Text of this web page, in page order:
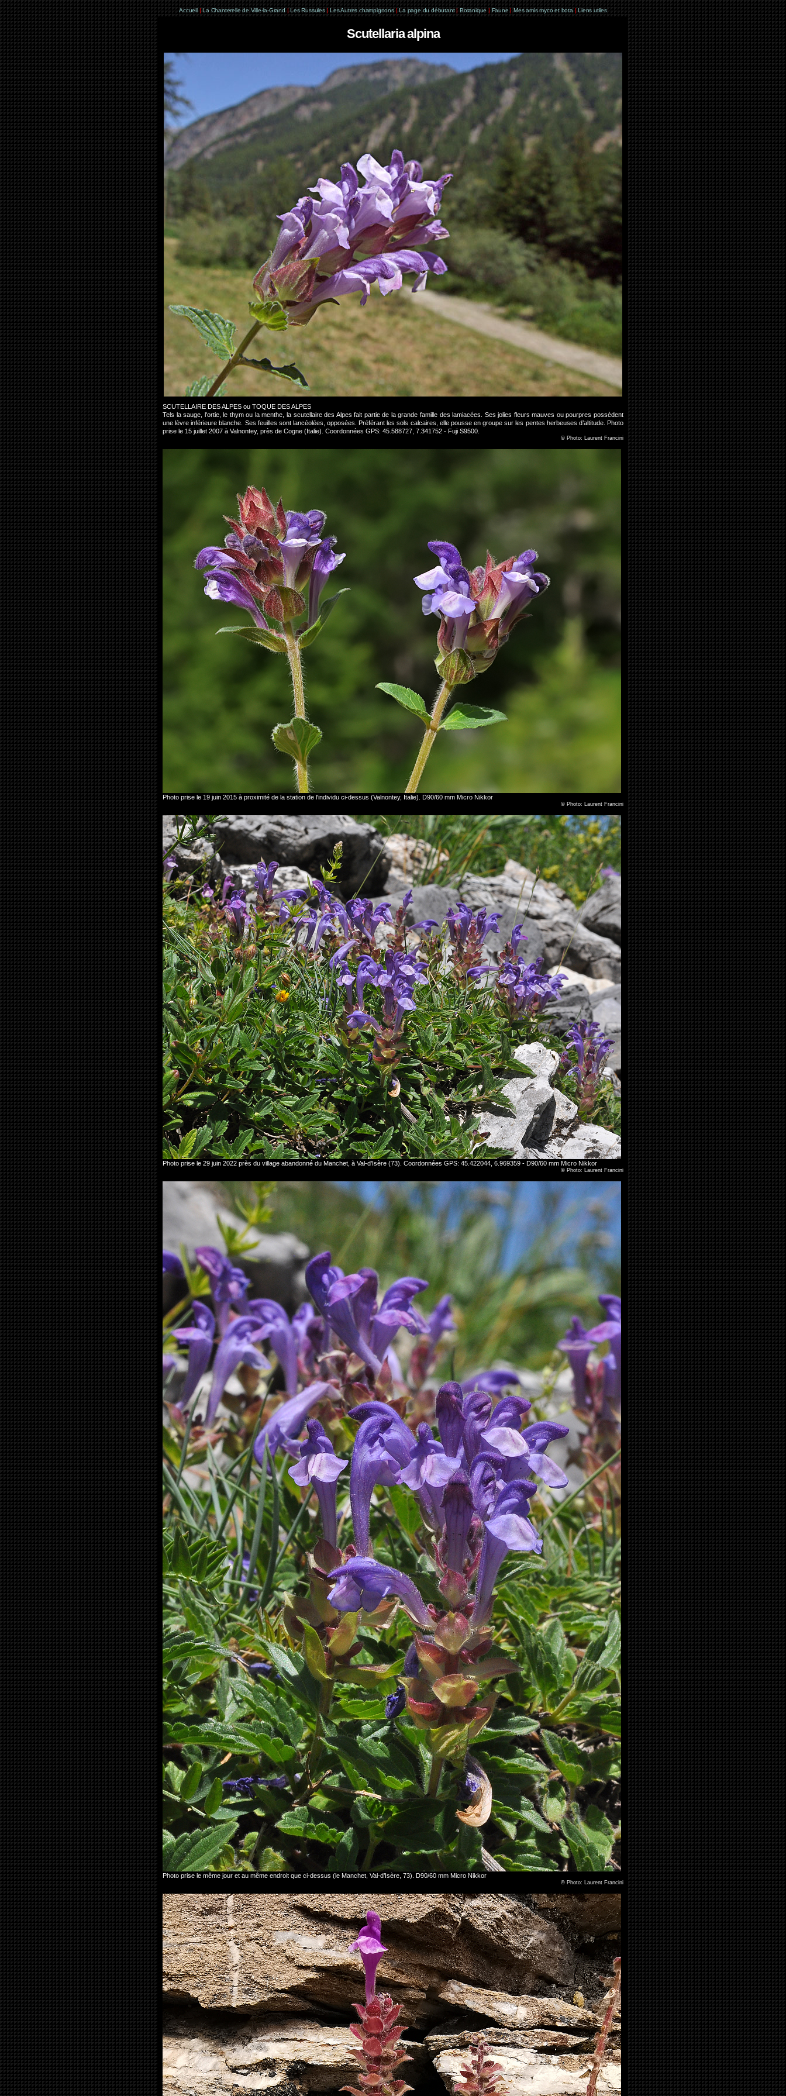
Accueil | La Chanterelle de Ville-la-Grand | Les Russules | Les Autres champignons | La page du débutant | Botanique | Faune | Mes amis myco et bota | Liens utiles
Scutellaria alpina
SCUTELLAIRE DES ALPES ou TOQUE DES ALPES
Tels la sauge, l'ortie, le thym ou la menthe, la scutellaire des Alpes fait partie de la grande famille des lamiacées. Ses jolies fleurs mauves ou pourpres possèdent
une lèvre inférieure blanche. Ses feuilles sont lancéolées, opposées. Préférant les sols calcaires, elle pousse en groupe sur les pentes herbeuses d’altitude. Photo
prise le 15 juillet 2007 à Valnontey, près de Cogne (Italie). Coordonnées GPS: 45.588727, 7.341752 - Fuji S9500.
© Photo: Laurent Francini
Photo prise le 19 juin 2015 à proximité de la station de l'individu ci-dessus (Valnontey, Italie). D90/60 mm Micro Nikkor
© Photo: Laurent Francini
Photo prise le 29 juin 2022 près du village abandonné du Manchet, à Val-d’Isère (73). Coordonnées GPS: 45.422044, 6.969359 - D90/60 mm Micro Nikkor
© Photo: Laurent Francini
Photo prise le même jour et au même endroit que ci-dessus (le Manchet, Val-d’Isère, 73). D90/60 mm Micro Nikkor
© Photo: Laurent Francini